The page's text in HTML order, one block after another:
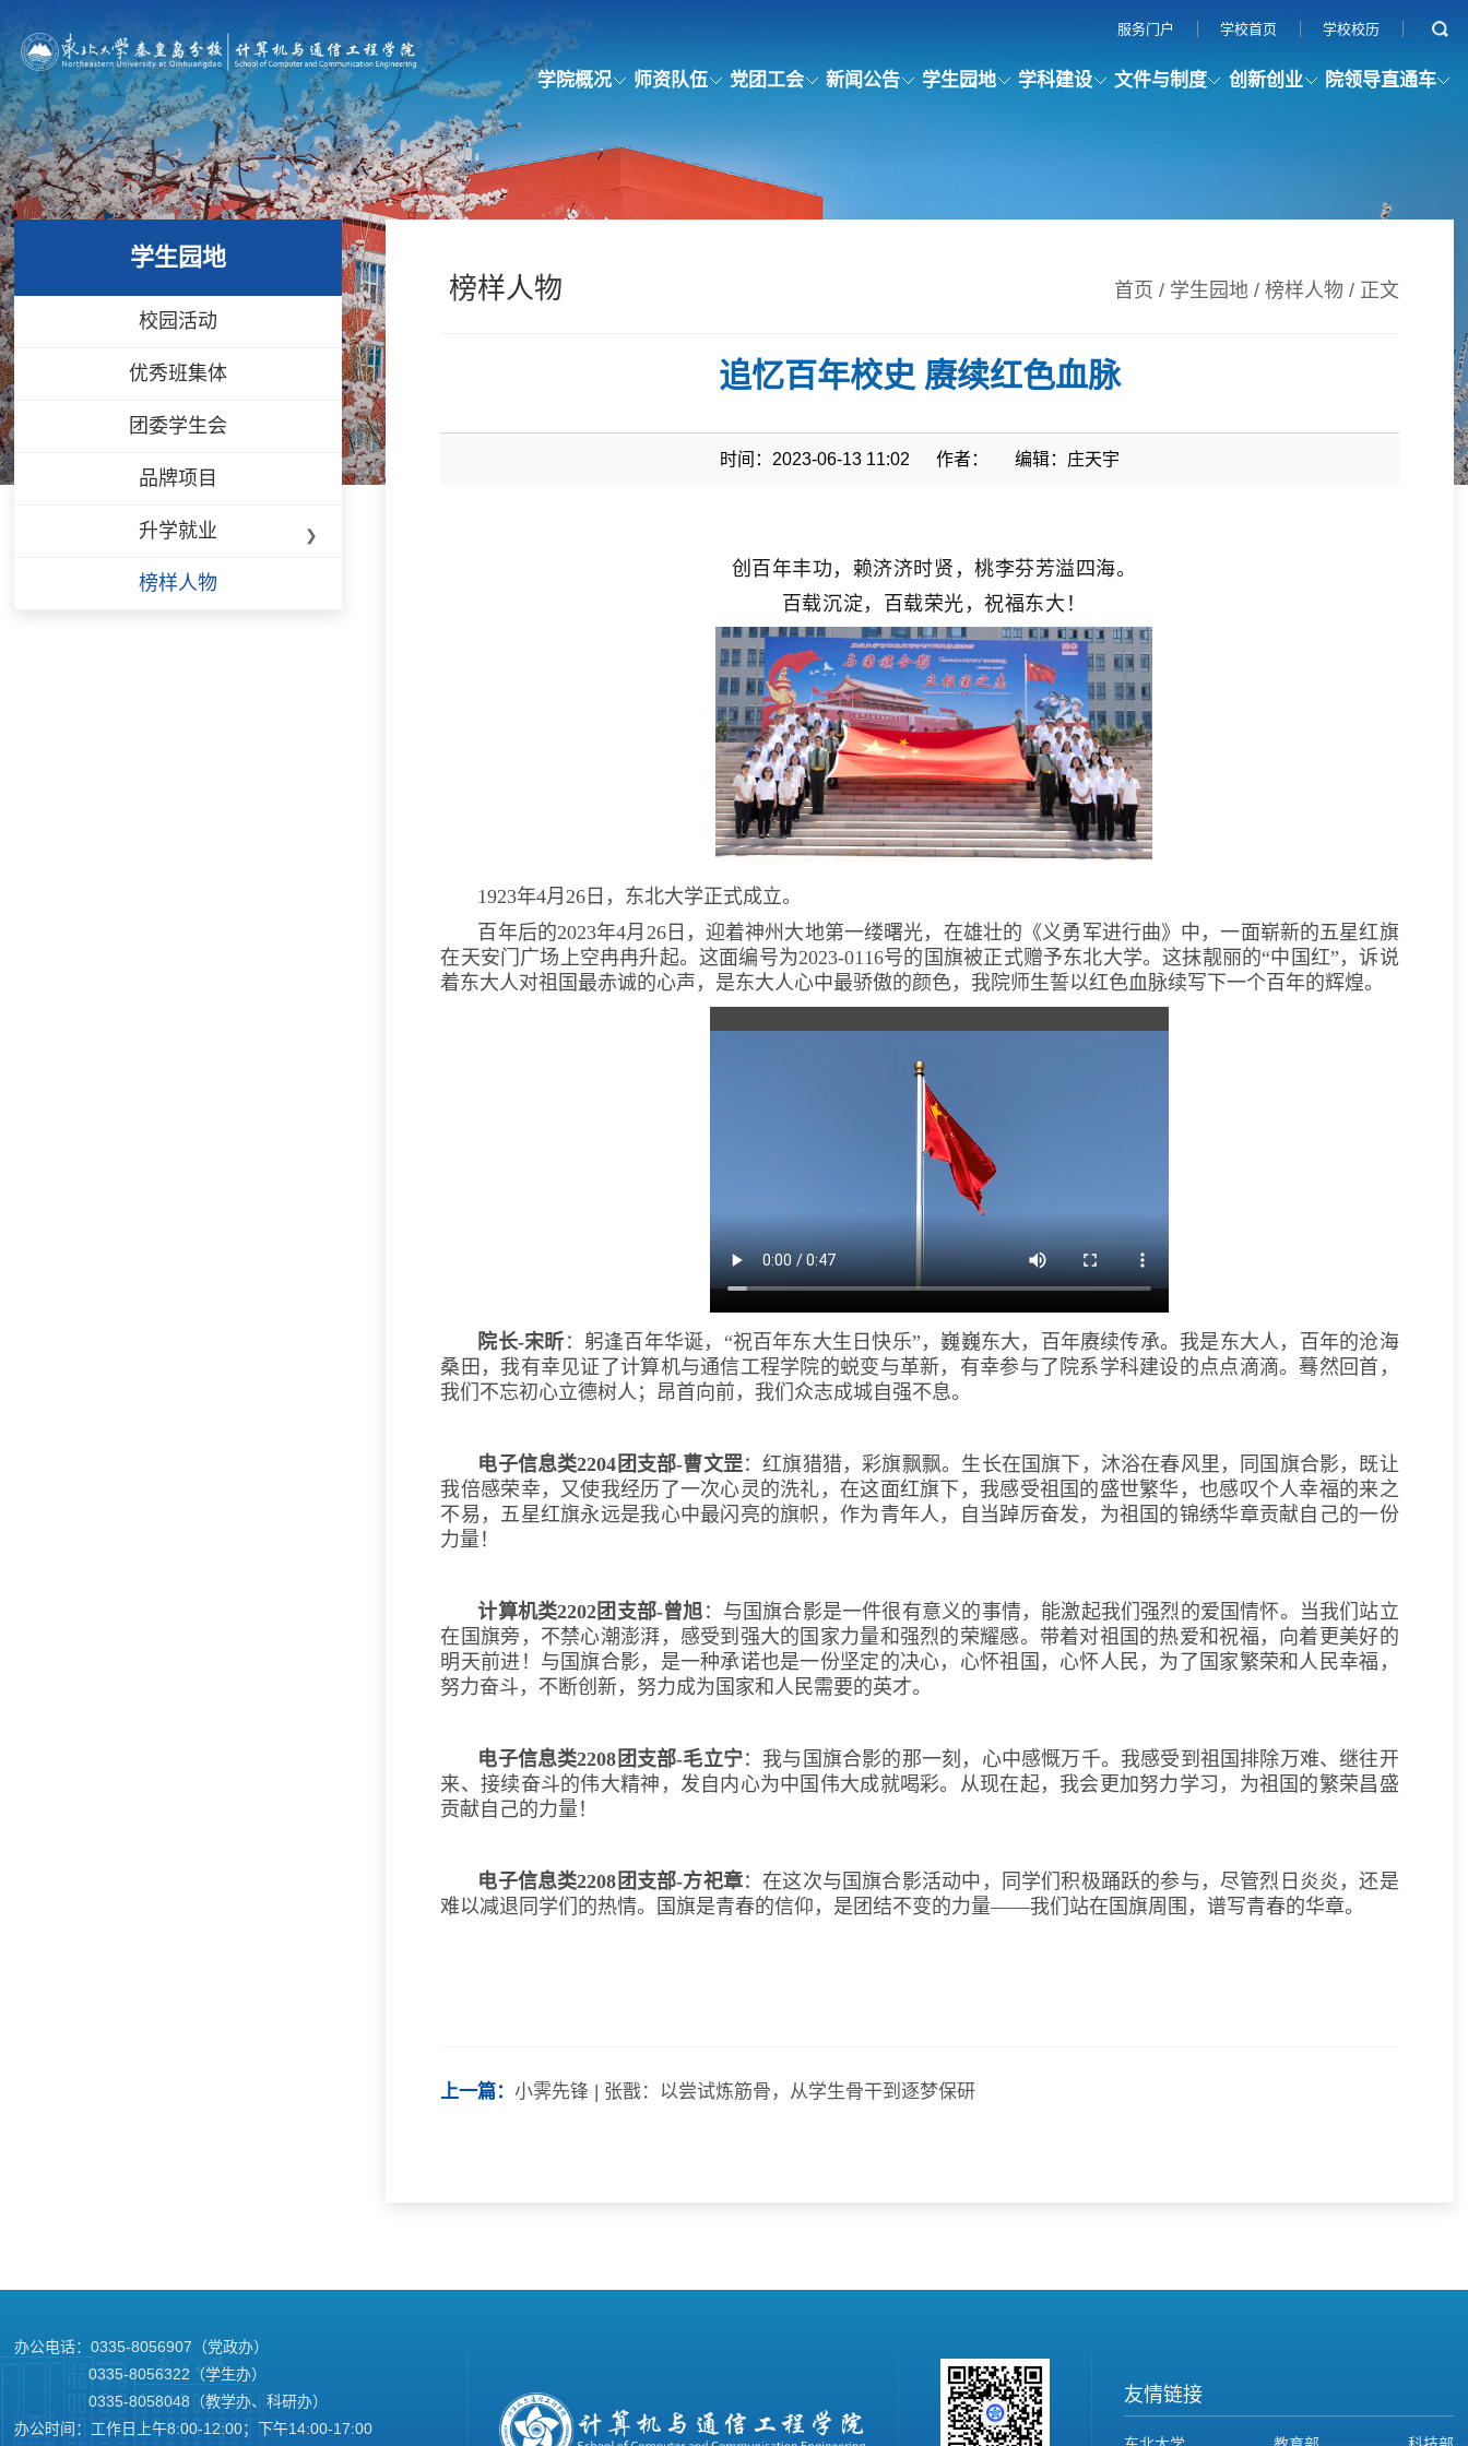
服务门户 学校首页 学校校历
学院概况 师资队伍 党团工会 新闻公告 学生园地 学科建设 文件与制度 创新创业 院领导直通车
学生园地
校园活动
优秀班集体
团委学生会
品牌项目
升学就业
榜样人物
榜样人物 首页 / 学生园地/ 榜样人物 / 正文
追忆百年校史 赓续红色血脉
时间：2023-06-13 11:02 作者： 编辑：庄天宇
创百年丰功，赖济济时贤，桃李芬芳溢四海。
百载沉淀，百载荣光，祝福东大！
1923年4月26日，东北大学正式成立。
百年后的2023年4月26日，迎着神州大地第一缕曙光，在雄壮的《义勇军进行曲》中，一面崭新的五星红旗
在天安门广场上空冉冉升起。这面编号为2023-0116号的国旗被正式赠予东北大学。这抹靓丽的“中国红”，诉说
着东大人对祖国最赤诚的心声，是东大人心中最骄傲的颜色，我院师生誓以红色血脉续写下一个百年的辉煌。
院长-宋昕 ：躬逢百年华诞，“祝百年东大生日快乐”，巍巍东大，百年赓续传承。我是东大人，百年的沧海
桑田，我有幸见证了计算机与通信工程学院的蜕变与革新，有幸参与了院系学科建设的点点滴滴。蓦然回首，
我们不忘初心立德树人；昂首向前，我们众志成城自强不息。
电子信息类2204团支部-曹文罡：红旗猎猎，彩旗飘飘。生长在国旗下，沐浴在春风里，同国旗合影，既让
我倍感荣幸，又使我经历了一次心灵的洗礼，在这面红旗下，我感受祖国的盛世繁华，也感叹个人幸福的来之
不易，五星红旗永远是我心中最闪亮的旗帜，作为青年人，自当踔厉奋发，为祖国的锦绣华章贡献自己的一份
力量！
计算机类2202团支部-曾旭 ： 与国旗合影是一件很有意义的事情，能激起我们强烈的爱国情怀。当我们站立
在国旗旁，不禁心潮澎湃，感受到强大的国家力量和强烈的荣耀感。带着对祖国的热爱和祝福，向着更美好的
明天前进！与国旗合影，是一种承诺也是一份坚定的决心，心怀祖国，心怀人民，为了国家繁荣和人民幸福，
努力奋斗，不断创新，努力成为国家和人民需要的英才。
电子信息类2208团支部-毛立宁： 我与国旗合影的那一刻，心中感慨万千。我感受到祖国排除万难、继往开
来、接续奋斗的伟大精神，发自内心为中国伟大成就喝彩。从现在起，我会更加努力学习，为祖国的繁荣昌盛
贡献自己的力量！
电子信息类2208团支部-方祀章：在这次与国旗合影活动中，同学们积极踊跃的参与，尽管烈日炎炎，还是
难以减退同学们的热情。国旗是青春的信仰，是团结不变的力量——我们站在国旗周围，谱写青春的华章。
上一篇：小霁先锋 | 张戬：以尝试炼筋骨，从学生骨干到逐梦保研
办公电话：0335-8056907（党政办）
0335-8056322（学生办）
0335-8058048（教学办、科研办）
办公时间：工作日上午8:00-12:00；下午14:00-17:00
友情链接